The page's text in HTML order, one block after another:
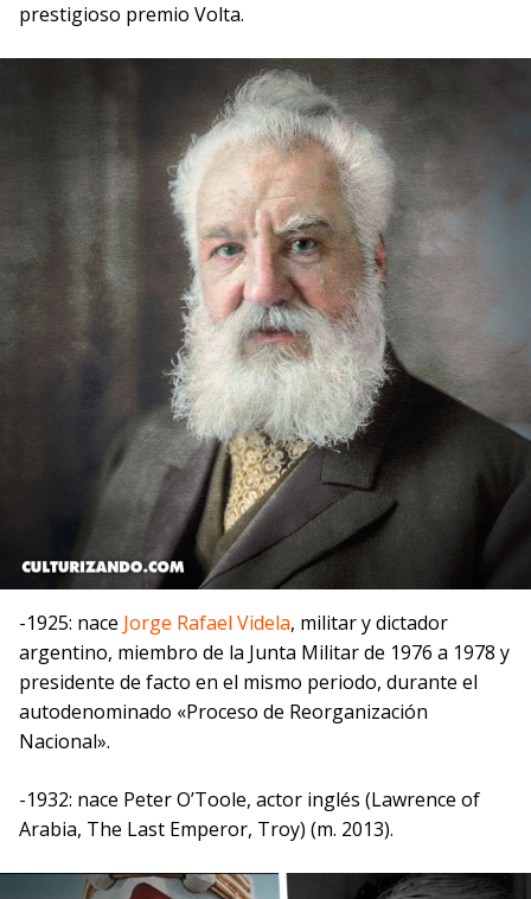
prestigioso premio Volta.
-1925: nace Jorge Rafael Videla, militar y dictador
argentino, miembro de la Junta Militar de 1976 a 1978 y
presidente de facto en el mismo periodo, durante el
autodenominado «Proceso de Reorganización
Nacional».
-1932: nace Peter O’Toole, actor inglés (Lawrence of
Arabia, The Last Emperor, Troy) (m. 2013).